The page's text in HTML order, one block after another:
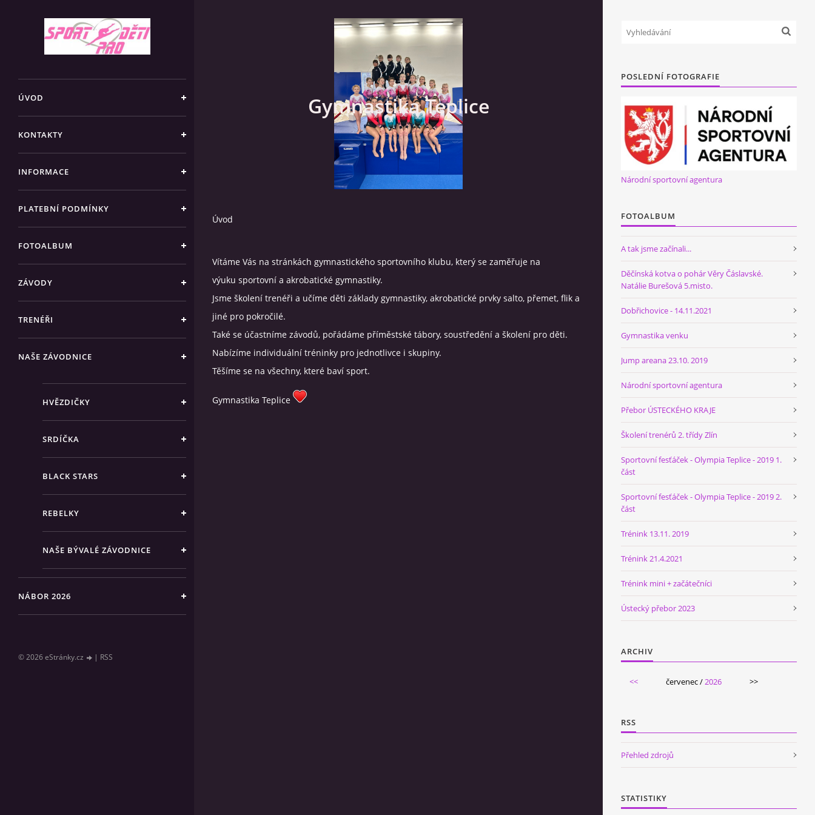
ÚVOD
KONTAKTY
INFORMACE
PLATEBNÍ PODMÍNKY
FOTOALBUM
ZÁVODY
TRENÉŘI
NAŠE ZÁVODNICE
HVĚZDIČKY
SRDÍČKA
BLACK STARS
REBELKY
NAŠE BÝVALÉ ZÁVODNICE
NÁBOR 2026
© 2026 eStránky.cz | RSS
Gymnastika Teplice
Úvod
Vítáme Vás na stránkách gymnastického sportovního klubu, který se zaměřuje na
výuku sportovní a akrobatické gymnastiky.
Jsme školení trenéři a učíme děti základy gymnastiky, akrobatické prvky salto, přemet, flik a
jiné pro pokročilé.
Také se účastníme závodů, pořádáme příměstské tábory, soustředění a školení pro děti.
Nabízíme individuální tréninky pro jednotlivce i skupiny.
Těšíme se na všechny, které baví sport.
Gymnastika Teplice
POSLEDNÍ FOTOGRAFIE
Národní sportovní agentura
FOTOALBUM
A tak jsme začínali...
Děčínská kotva o pohár Věry Čáslavské.
Natálie Burešová 5.misto.
Dobřichovice - 14.11.2021
Gymnastika venku
Jump areana 23.10. 2019
Národní sportovní agentura
Přebor ÚSTECKÉHO KRAJE
Školení trenérů 2. třídy Zlín
Sportovní fesťáček - Olympia Teplice - 2019 1.
část
Sportovní fesťáček - Olympia Teplice - 2019 2.
část
Trénink 13.11. 2019
Trénink 21.4.2021
Trénink mini + začátečníci
Ústecký přebor 2023
ARCHIV
<< červenec /2026 >>
RSS
Přehled zdrojů
STATISTIKY